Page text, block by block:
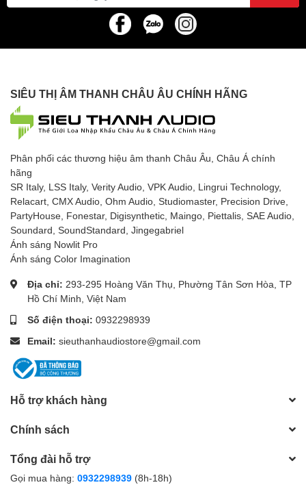
SIÊU THỊ ÂM THANH CHÂU ÂU CHÍNH HÃNG
Phân phối các thương hiệu âm thanh Châu Âu, Châu Á chính
hãng
SR Italy, LSS Italy, Verity Audio, VPK Audio, Lingrui Technology,
Relacart, CMX Audio, Ohm Audio, Studiomaster, Precision Drive,
PartyHouse, Fonestar, Digisynthetic, Maingo, Piettalis, SAE Audio,
Soundard, SoundStandard, Jingegabriel
Ánh sáng Nowlit Pro
Ánh sáng Color Imagination
Địa chỉ: 293-295 Hoàng Văn Thụ, Phường Tân Sơn Hòa, TP
Hồ Chí Minh, Việt Nam
Số điện thoại: 0932298939
Email: sieuthanhaudiostore@gmail.com
Hỗ trợ khách hàng
Chính sách
Tổng đài hỗ trợ
Gọi mua hàng: 0932298939 (8h-18h)